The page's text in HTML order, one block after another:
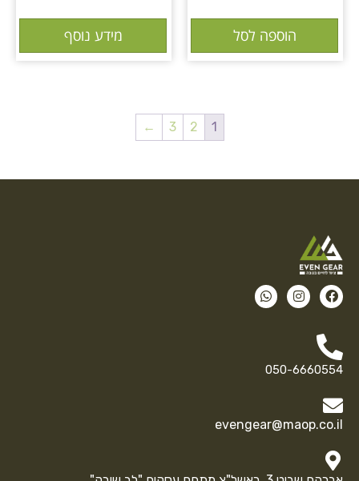
הוספה לסל מידע נוסף
1
2
3
←
050-6660554
evengear@maop.co.il